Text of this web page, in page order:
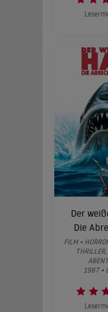
Der
Die
FILM •
1987 •